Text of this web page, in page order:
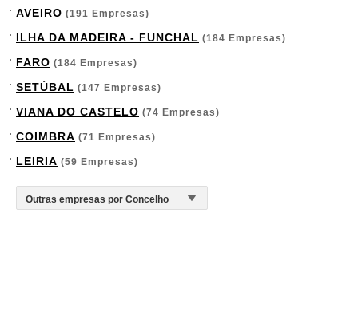
AVEIRO (191 Empresas)
ILHA DA MADEIRA - FUNCHAL (184 Empresas)
FARO (184 Empresas)
SETÚBAL (147 Empresas)
VIANA DO CASTELO (74 Empresas)
COIMBRA (71 Empresas)
LEIRIA (59 Empresas)